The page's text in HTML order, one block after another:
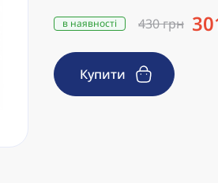
в наявності 430 грн
Купити